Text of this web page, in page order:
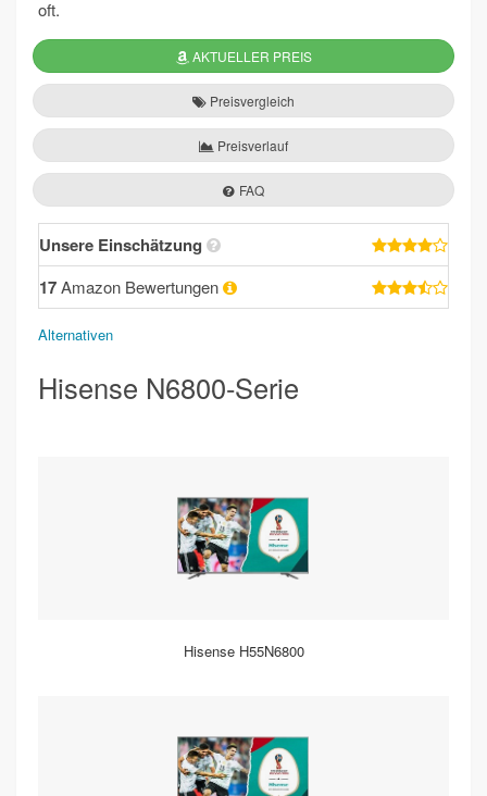
oft.
AKTUELLER PREIS
Preisvergleich
Preisverlauf
FAQ
Unsere Einschätzung
17Amazon Bewertungen
Alternativen
Hisense N6800-Serie
Hisense H55N6800